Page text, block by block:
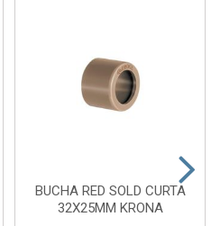
BUCHA RED SOLD CURTA
32X25MM KRONA